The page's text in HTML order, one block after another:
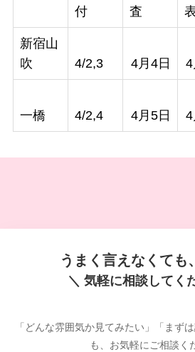
付
査
新宿山
吹
4/2,3 4月4日 4
一橋 4/2,4 4月5日 4
うまく言えなくても
＼ 気軽に相談してく
「どんな雰囲気か見てみたい」「まず
も、お気軽にご相談く